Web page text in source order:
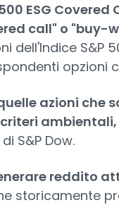
ESG Covered
call" o "buy-
dell'Indice S&P
opzioni
azioni che
S&P Dow.
reddito
storicamente